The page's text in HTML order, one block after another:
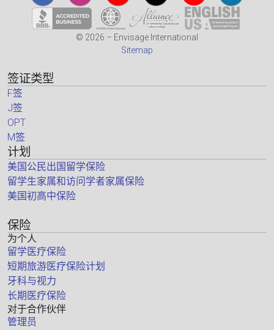
© 2026 – Envisage International
Sitemap
签证类型
F签
J签
OPT
M签
计划
美国公民出国留学保险
留学生家属和访问学者家属保险
美国初高中保险
保险
为个人
留学医疗保险
短期旅游医疗保险计划
牙科与视力
长期医疗保险
对于合作伙伴
管理员